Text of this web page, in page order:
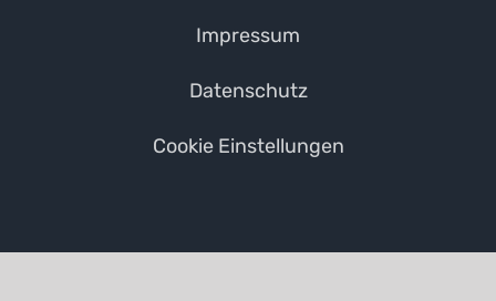
Impressum
Datenschutz
Cookie Einstellungen